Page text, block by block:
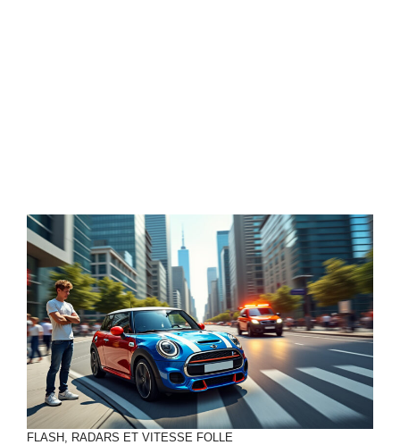
FLASH, RADARS ET VITESSE FOLLE